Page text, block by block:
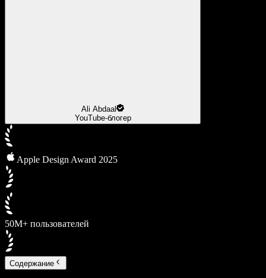
Ali Abdaal
YouTube-блогер
Apple Design Award 2025
50М+ пользователей
Содержание